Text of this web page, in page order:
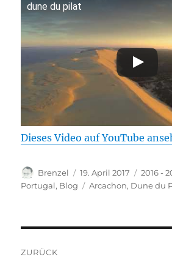
dune du pilat
Dieses Video auf YouTube
Autor
Brenzel
Veröffentlicht
am
19. April 2017
2016 -
Portugal, Blog Schlagwörter
Arcachon, Dune du
ZURÜCK